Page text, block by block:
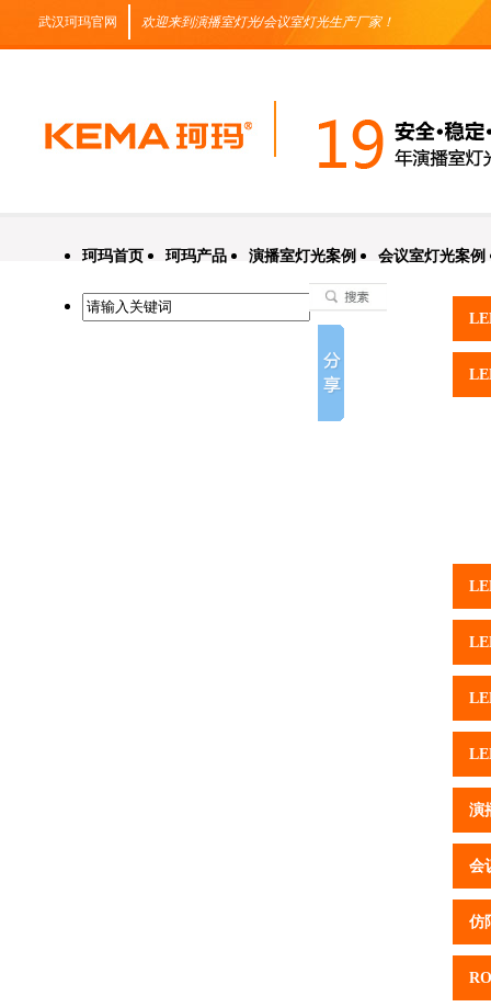
武汉珂玛官网 欢迎来到演播室灯光/会议室灯光生产厂家！
珂玛首页 珂玛产品 演播室灯光案例 会议室灯光案例
演
会
仿